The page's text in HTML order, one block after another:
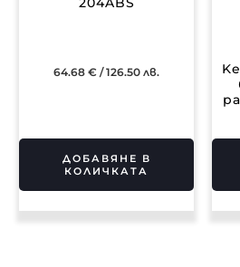
204ABS
64.68€ / 126.50 лв.
ДОБАВЯНЕ В
КОЛИЧКАТА